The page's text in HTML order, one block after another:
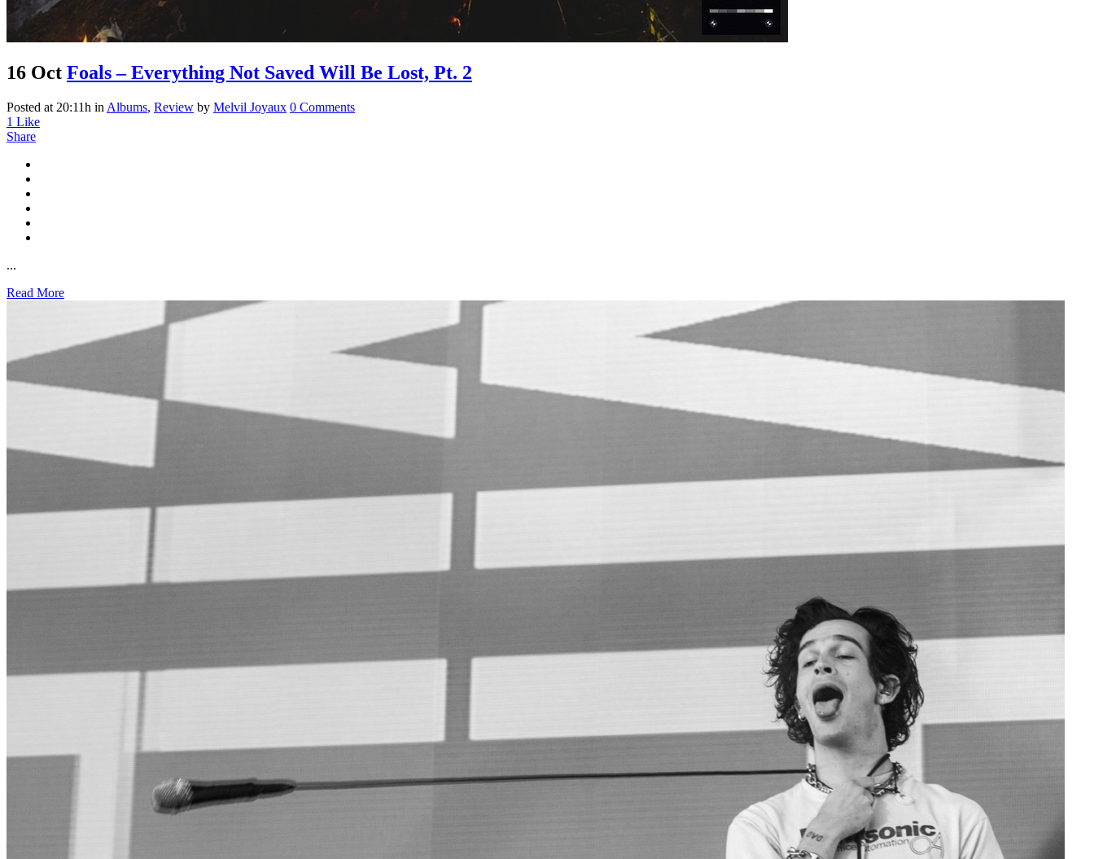
16 Oct Foals – Everything Not Saved Will Be Lost, Pt. 2
Posted at 20:11h in Albums, Review by Melvil Joyaux 0 Comments
1 Like
Share
...
Read More